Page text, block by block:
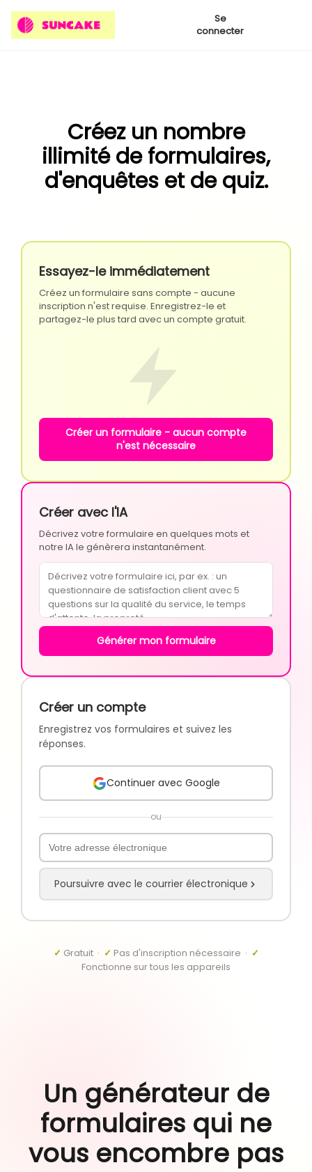
Se
connecter
Créez un nombre
illimité de formulaires,
d'enquêtes et de quiz.
Essayez-le immédiatement
Créez un formulaire sans compte - aucune
inscription n'est requise. Enregistrez-le et
partagez-le plus tard avec un compte gratuit.
Créer un formulaire - aucun compte
n'est nécessaire
Créer avec l'IA
Décrivez votre formulaire en quelques mots et
notre IA le génèrera instantanément.
Générer mon formulaire
Créer un compte
Enregistrez vos formulaires et suivez les
réponses.
Continuer avec Google
ou
Poursuivre avec le courrier électronique
✓ Gratuit · ✓ Pas d'inscription nécessaire · ✓
Fonctionne sur tous les appareils
Un générateur de
formulaires qui ne
vous encombre pas